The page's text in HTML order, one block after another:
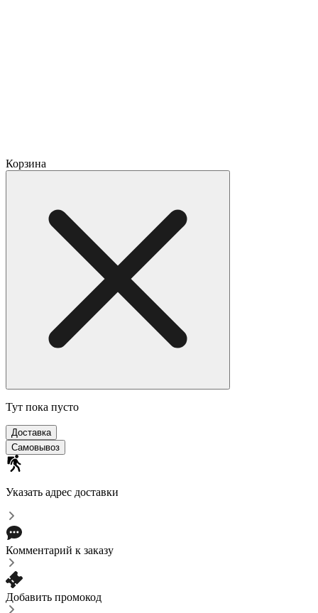
Корзина
Тут пока пусто
Доставка
Самовывоз
Указать адрес доставки
Комментарий к заказу
Добавить промокод